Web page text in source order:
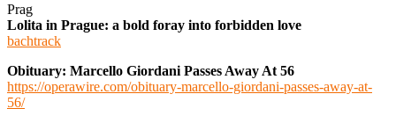
Prag
Lolita in Prague: a bold foray into forbidden love
bachtrack
Obituary: Marcello Giordani Passes Away At 56
https://operawire.com/obituary-marcello-giordani-passes-away-at-
56/